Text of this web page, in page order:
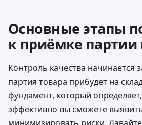
Основные этапы
к приёмке
Контроль качества начинается
партия товара прибудет на
фундамент, который
эффективно вы сможете